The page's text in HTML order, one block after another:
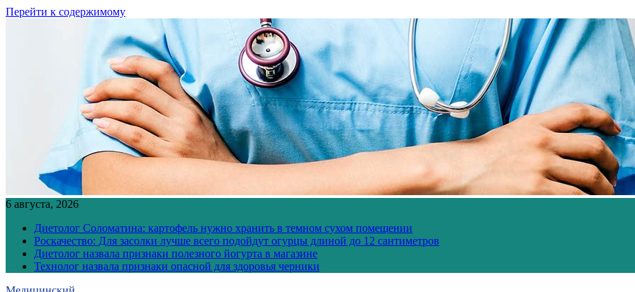
Перейти к содержимому
6 августа, 2026
Диетолог Соломатина: картофель нужно хранить в темном сухом помещении
Роскачество: Для засолки лучше всего подойдут огурцы длиной до 12 сантиметров
Диетолог назвала признаки полезного йогурта в магазине
Технолог назвала признаки опасной для здоровья черники